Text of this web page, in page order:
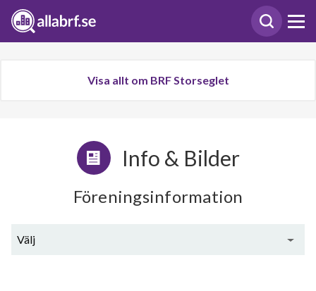
Visa allt om BRF Storseglet
Info & Bilder
Föreningsinformation
Välj